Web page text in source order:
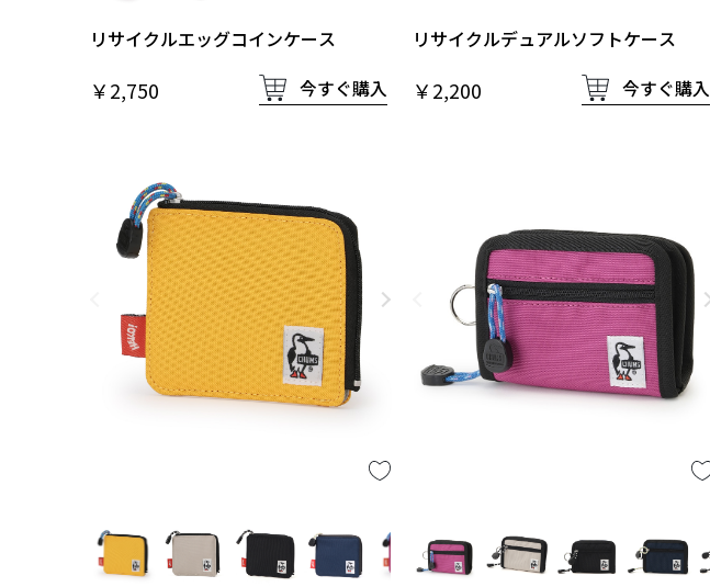
リサイクルエッグコインケース
￥2,750 今すぐ購入
リサイクルデュアルソフトケース
￥2,200 今すぐ購入